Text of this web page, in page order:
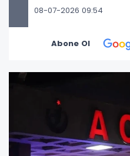
08-07-2026 09:54
Abone Ol